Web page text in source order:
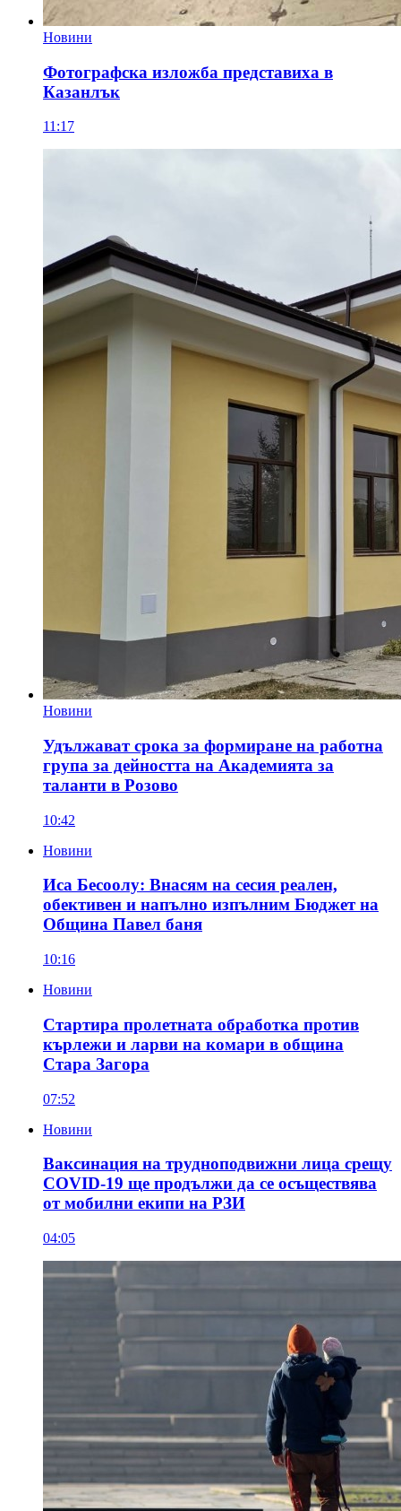
Новини
Фотографска изложба представиха в
Казанлък
11:17
Новини
Удължават срока за формиране на работна
група за дейността на Академията за
таланти в Розово
10:42
Новини
Иса Бесоолу: Внасям на сесия реален,
обективен и напълно изпълним Бюджет на
Община Павел баня
10:16
Новини
Стартира пролетната обработка против
кърлежи и ларви на комари в община
Стара Загора
07:52
Новини
Ваксинация на трудноподвижни лица срещу
COVID-19 ще продължи да се осъществява
от мобилни екипи на РЗИ
04:05